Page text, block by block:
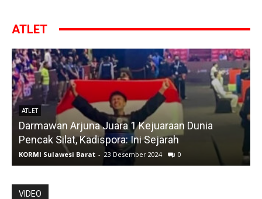
ATLET
ATLET
Darmawan Arjuna Juara 1 Kejuaraan Dunia
Pencak Silat, Kadispora: Ini Sejarah
KORMI Sulawesi Barat - 23 Desember 2024 0
VIDEO